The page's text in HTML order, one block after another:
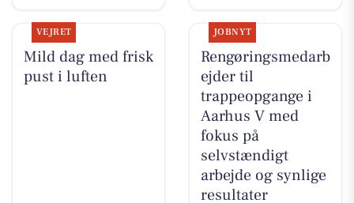
VEJRET
Mild dag med frisk
pust i luften
JOBNYT
Rengøringsmedarb
ejder til
trappeopgange i
Aarhus V med
fokus på
selvstændigt
arbejde og synlige
resultater